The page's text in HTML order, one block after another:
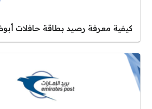
كيفية معرفة رصيد بطاقة حافلات أبوظبي